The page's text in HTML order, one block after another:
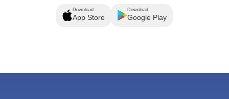
Download
App Store
Download
Google Play